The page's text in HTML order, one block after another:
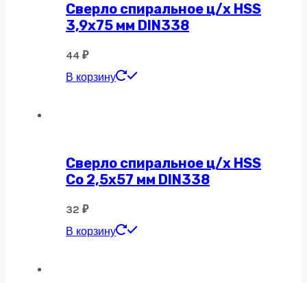
Сверло спиральное ц/х HSS
3,9х75 мм DIN338
44 ₽
В корзину
Сверло спиральное ц/х HSS
Co 2,5х57 мм DIN338
32 ₽
В корзину